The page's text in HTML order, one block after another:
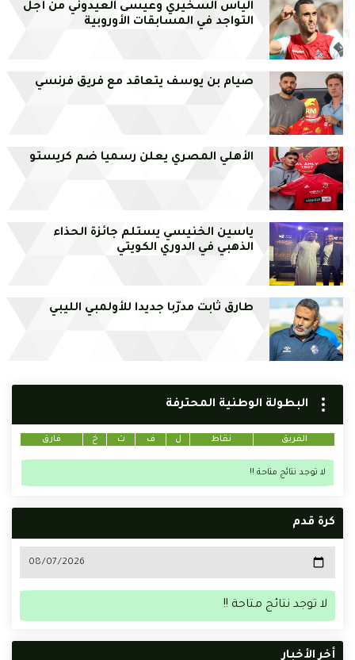
الياس السخيري وعيسى العيدوني من أجل
التواجد في المسابقات الأوروبية
صيام بن يوسف يتعاقد مع فريق فرنسي
الأهلي المصري يعلن رسميا ضم كريستو
ياسين الخنيسي يستلم جائزة الحذاء
الذهبي في الدوري الكويتي
طارق ثابت مدرّبا جديدا للأولمبي الليبي
البطولة الوطنية المحترفة
الفريق نقاط ل ف ت خ فارق
لا توجد نتائج متاحة !!
كرة قدم
لا توجد نتائج متاحة !!
أخر الأخبار